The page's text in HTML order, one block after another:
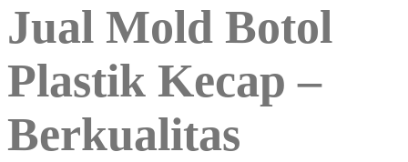
Jual Mold Botol
Plastik Kecap –
Berkualitas